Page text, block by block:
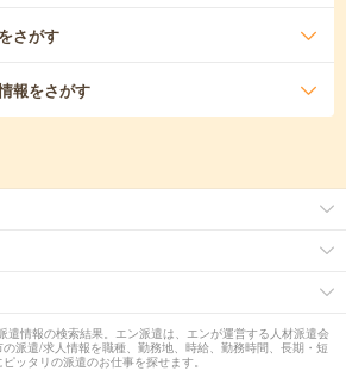
さがす
報をさがす
遣情報の検索結果。エン派遣は、エンが運営する人材派遣会
派遣/求人情報を職種、勤務地、時給、勤務時間、長期・短
ッタリの派遣のお仕事を探せます。